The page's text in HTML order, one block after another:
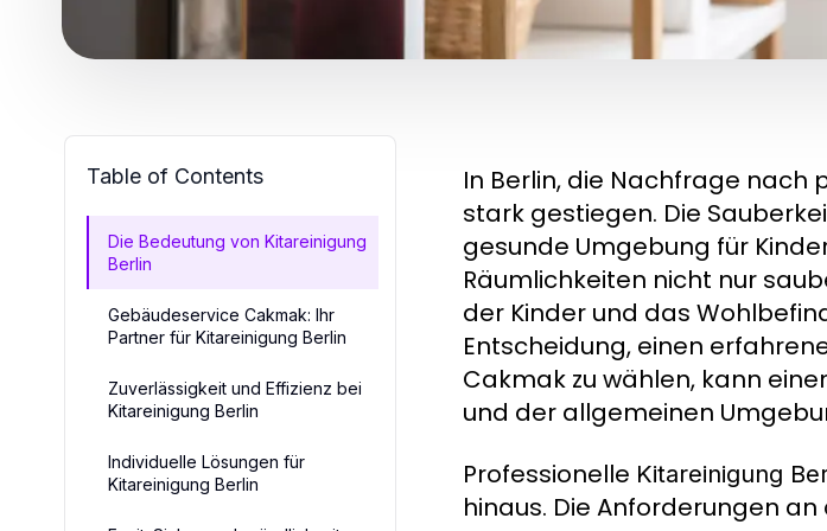
Table of Contents
Die Bedeutung von Kitareinigung
Berlin
Gebäudeservice Cakmak: Ihr
Partner für Kitareinigung Berlin
Zuverlässigkeit und Effizienz bei
Kitareinigung Berlin
Individuelle Lösungen für
Kitareinigung Berlin
In Berlin, die Nachfrage nach
stark gestiegen. Die
gesunde Umgebung für
Räumlichkeiten nicht nur
der Kinder und das
Entscheidung, einen
Cakmak zu wählen, kann
und der allgemeinen
Professionelle Kitareinigung
hinaus. Die Anforderungen